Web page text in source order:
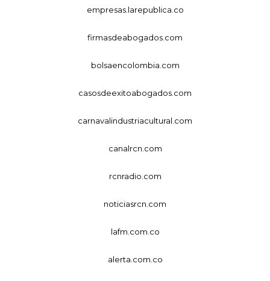
empresas.larepublica.co
firmasdeabogados.com
bolsaencolombia.com
casosdeexitoabogados.com
carnavalindustriacultural.com
canalrcn.com
rcnradio.com
noticiasrcn.com
lafm.com.co
alerta.com.co